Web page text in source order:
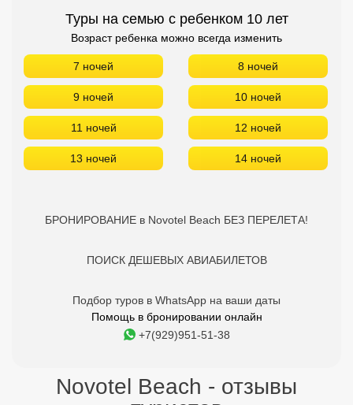
Туры на семью с ребенком 10 лет
Возраст ребенка можно всегда изменить
7 ночей 8 ночей
9 ночей 10 ночей
11 ночей 12 ночей
13 ночей 14 ночей
БРОНИРОВАНИЕ в Novotel Beach БЕЗ ПЕРЕЛЕТА!
ПОИСК ДЕШЕВЫХ АВИАБИЛЕТОВ
Подбор туров в WhatsApp на ваши даты
Помощь в бронировании онлайн
+7(929)951-51-38
Novotel Beach - отзывы